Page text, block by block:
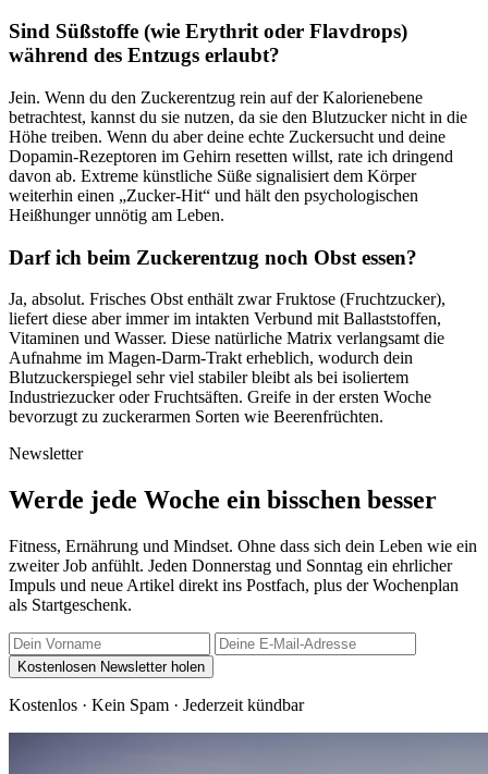
Sind Süßstoffe (wie Erythrit oder Flavdrops)
während des Entzugs erlaubt?
Jein. Wenn du den Zuckerentzug rein auf der Kalorienebene
betrachtest, kannst du sie nutzen, da sie den Blutzucker nicht in die
Höhe treiben. Wenn du aber deine echte Zuckersucht und deine
Dopamin-Rezeptoren im Gehirn resetten willst, rate ich dringend
davon ab. Extreme künstliche Süße signalisiert dem Körper
weiterhin einen „Zucker-Hit“ und hält den psychologischen
Heißhunger unnötig am Leben.
Darf ich beim Zuckerentzug noch Obst essen?
Ja, absolut. Frisches Obst enthält zwar Fruktose (Fruchtzucker),
liefert diese aber immer im intakten Verbund mit Ballaststoffen,
Vitaminen und Wasser. Diese natürliche Matrix verlangsamt die
Aufnahme im Magen-Darm-Trakt erheblich, wodurch dein
Blutzuckerspiegel sehr viel stabiler bleibt als bei isoliertem
Industriezucker oder Fruchtsäften. Greife in der ersten Woche
bevorzugt zu zuckerarmen Sorten wie Beerenfrüchten.
Newsletter
Werde jede Woche ein bisschen besser
Fitness, Ernährung und Mindset. Ohne dass sich dein Leben wie ein
zweiter Job anfühlt. Jeden Donnerstag und Sonntag ein ehrlicher
Impuls und neue Artikel direkt ins Postfach, plus der Wochenplan
als Startgeschenk.
Kostenlosen Newsletter holen
Kostenlos · Kein Spam · Jederzeit kündbar